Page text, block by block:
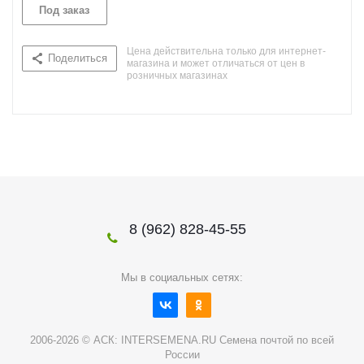
Под заказ
Поделиться
Цена действительна только для интернет-
магазина и может отличаться от цен в
розничных магазинах
8 (962) 828-45-55
Мы в социальных сетях:
2006-2026 © АСК: INTERSEMENA.RU Семена почтой по всей
России